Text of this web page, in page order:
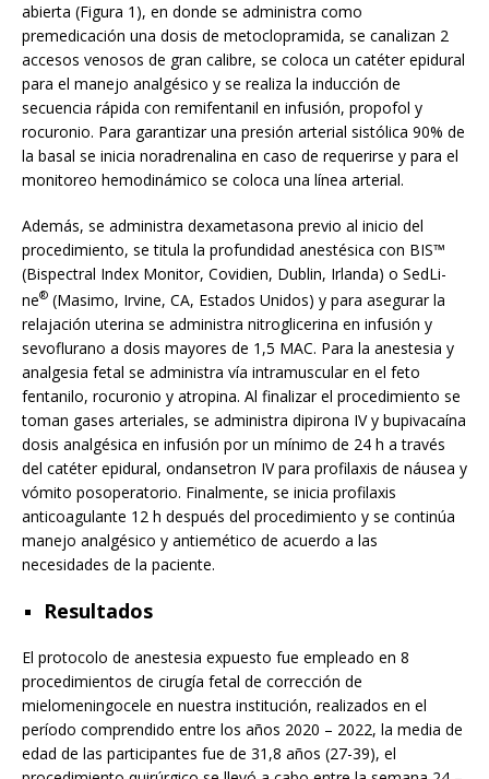
abierta (Figura 1), en donde se administra como
premedicación una dosis de metoclopramida, se canalizan 2
accesos venosos de gran calibre, se coloca un catéter epidural
para el manejo analgésico y se realiza la inducción de
secuencia rápida con remifentanil en infusión, propofol y
rocuronio. Para garantizar una presión arterial sistólica 90% de
la basal se inicia noradrenalina en caso de requerirse y para el
monitoreo hemodinámico se coloca una línea arterial.
Además, se administra dexametasona previo al inicio del
procedimiento, se titula la profundidad anestésica con BIS™
(Bispectral Index Monitor, Covidien, Dublin, Irlanda) o SedLi-
ne® (Masimo, Irvine, CA, Estados Unidos) y para asegurar la
relajación uterina se administra nitroglicerina en infusión y
sevoflurano a dosis mayores de 1,5 MAC. Para la anestesia y
analgesia fetal se administra vía intramuscular en el feto
fentanilo, rocuronio y atropina. Al finalizar el procedimiento se
toman gases arteriales, se administra dipirona IV y bupivacaína
dosis analgésica en infusión por un mínimo de 24 h a través
del catéter epidural, ondansetron IV para profilaxis de náusea y
vómito posoperatorio. Finalmente, se inicia profilaxis
anticoagulante 12 h después del procedimiento y se continúa
manejo analgésico y antiemético de acuerdo a las
necesidades de la paciente.
Resultados
El protocolo de anestesia expuesto fue empleado en 8
procedimientos de cirugía fetal de corrección de
mielomeningocele en nuestra institución, realizados en el
período comprendido entre los años 2020 – 2022, la media de
edad de las participantes fue de 31,8 años (27-39), el